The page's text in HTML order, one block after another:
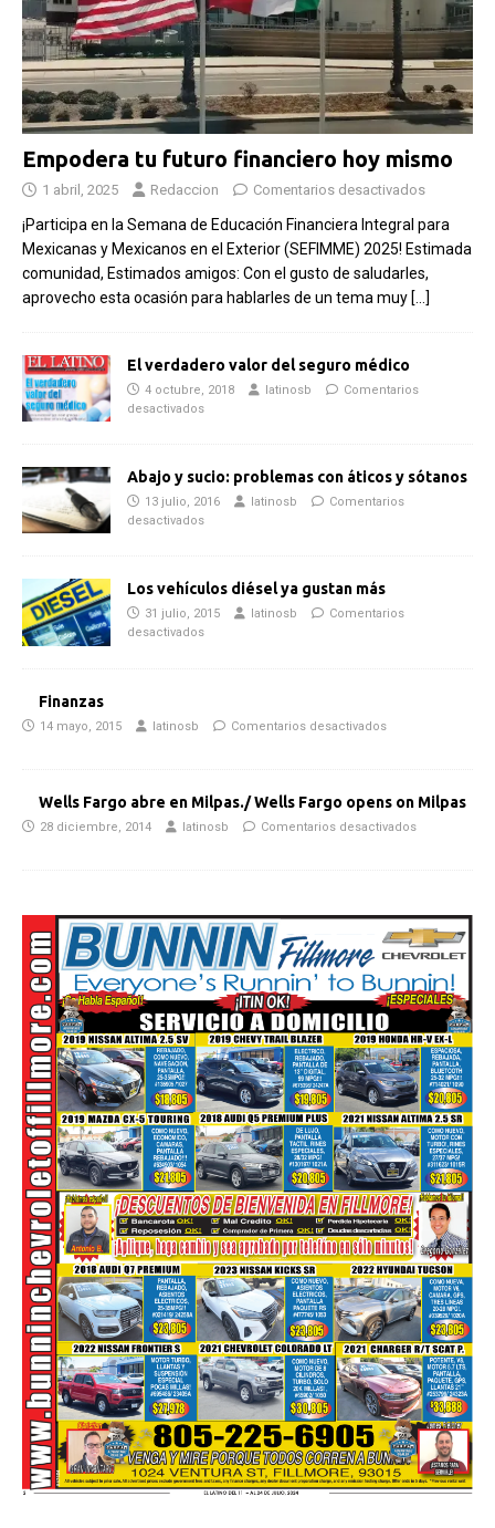
Empodera tu futuro financiero hoy mismo
1 abril, 2025 Redaccion Comentarios desactivados
¡Participa en la Semana de Educación Financiera Integral para
Mexicanas y Mexicanos en el Exterior (SEFIMME) 2025! Estimada
comunidad, Estimados amigos: Con el gusto de saludarles,
aprovecho esta ocasión para hablarles de un tema muy […]
El verdadero valor del seguro médico
4 octubre, 2018 latinosb
Comentarios
desactivados
Abajo y sucio: problemas con áticos y sótanos
13 julio, 2016 latinosb
Comentarios
desactivados
Los vehículos diésel ya gustan más
31 julio, 2015 latinosb
Comentarios
desactivados
Finanzas
14 mayo, 2015 latinosb Comentarios desactivados
Wells Fargo abre en Milpas./ Wells Fargo opens on Milpas
28 diciembre, 2014 latinosb Comentarios desactivados